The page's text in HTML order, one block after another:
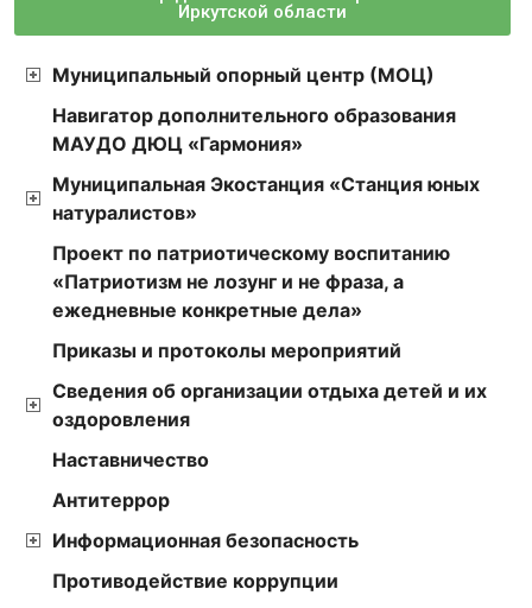
Иркутской области
Муниципальный опорный центр (МОЦ)
Навигатор дополнительного образования
МАУДО ДЮЦ «Гармония»
Муниципальная Экостанция «Станция юных
натуралистов»
Проект по патриотическому воспитанию
«Патриотизм не лозунг и не фраза, а
ежедневные конкретные дела»
Приказы и протоколы мероприятий
Сведения об организации отдыха детей и их
оздоровления
Наставничество
Антитеррор
Информационная безопасность
Противодействие коррупции